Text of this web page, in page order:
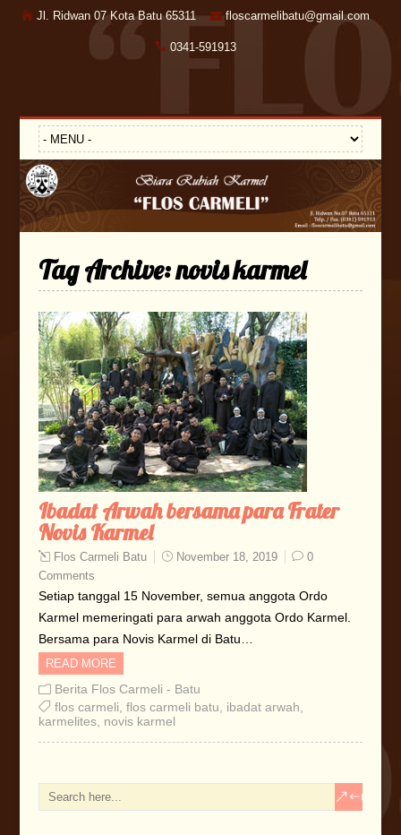
Jl. Ridwan 07 Kota Batu 65311 floscarmelibatu@gmail.com
0341-591913
Tag Archive:novis karmel
Ibadat Arwah bersama para Frater
Novis Karmel
Flos Carmeli Batu November 18, 2019
0
Comments
Setiap tanggal 15 November, semua anggota Ordo
Karmel memeringati para arwah anggota Ordo Karmel.
Bersama para Novis Karmel di Batu…
READ MORE
Berita Flos Carmeli - Batu
flos carmeli flos carmeli batu ibadat arwah
karmelites, novis karmel